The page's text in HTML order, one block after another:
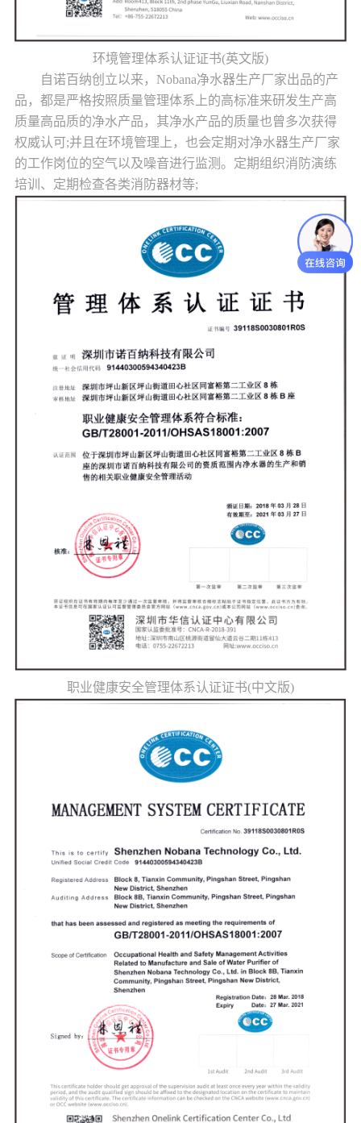
环境管理体系认证证书(英文版)
自诺百纳创立以来，Nobana净水器生产厂家出品的产
品，都是严格按照质量管理体系上的高标准来研发生产高
质量高品质的净水产品，其净水产品的质量也曾多次获得
权威认可;并且在环境管理上，也会定期对净水器生产厂家
的工作岗位的空气以及噪音进行监测。定期组织消防演练
培训、定期检查各类消防器材等;
职业健康安全管理体系认证证书(中文版)